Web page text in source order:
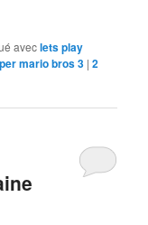
aveclets play
mario bros 3 |2